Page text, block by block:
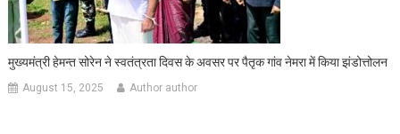
मुख्यमंत्री हेमन्त सोरेन ने स्वतंत्रता दिवस के अवसर पर पैतृक गांव नेमरा में किया झंडोत्तोलन
August 15, 2025 Author author